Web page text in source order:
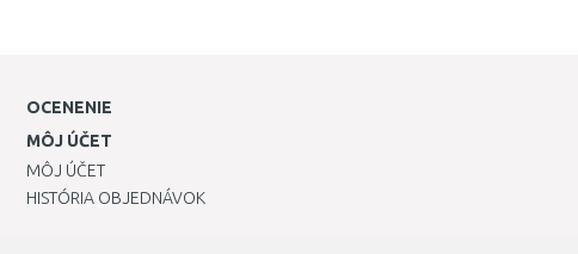
OCENENIE
MÔJ ÚČET
MÔJ ÚČET
HISTÓRIA OBJEDNÁVOK